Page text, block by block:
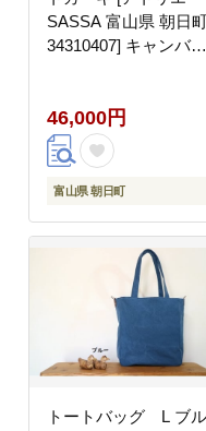
SASSA 富山県 朝日
34310407] キャンバス
稽古バッグ
46,000円
富山県 朝日町
トートバッグ L ブル